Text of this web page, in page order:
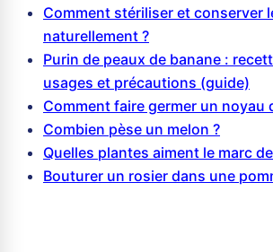
Comment stériliser et conserver
naturellement ?
Purin de peaux de banane :
usages et précautions (guide)
Comment faire germer un noyau
Combien pèse un melon ?
Quelles plantes aiment le marc
Bouturer un rosier dans une